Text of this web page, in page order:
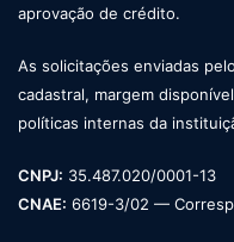
aprovação de crédito.
As solicitações enviadas
cadastral, margem
políticas internas da
CNPJ: 35.487.020/0001-13
CNAE: 6619-3/02 —